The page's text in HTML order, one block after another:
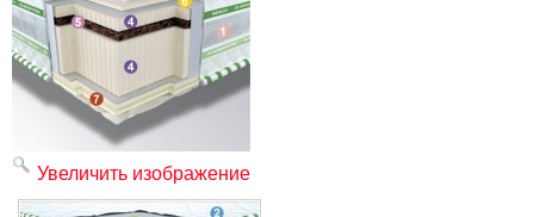
Увеличить изображение